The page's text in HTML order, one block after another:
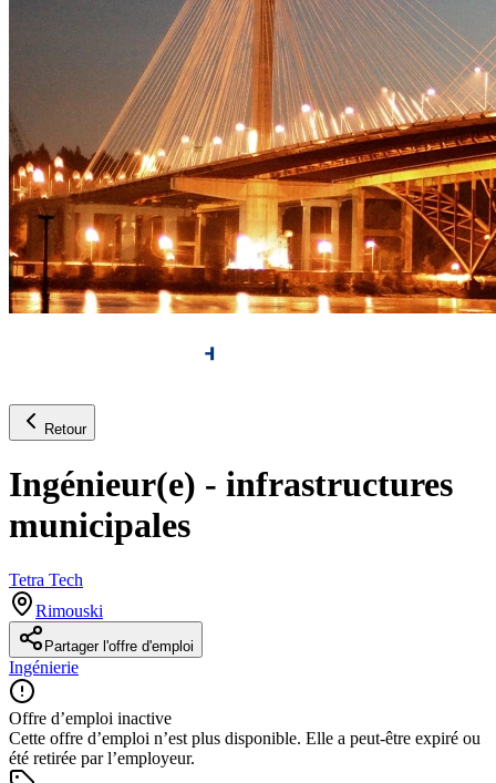
Retour
Ingénieur(e) - infrastructures
municipales
Tetra Tech
Rimouski
Partager l'offre d'emploi
Ingénierie
Offre d’emploi inactive
Cette offre d’emploi n’est plus disponible. Elle a peut-être expiré ou
été retirée par l’employeur.